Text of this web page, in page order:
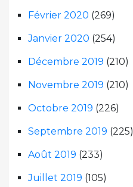
Février 2020 (269)
Janvier 2020 (254)
Décembre 2019 (210)
Novembre 2019 (210)
Octobre 2019 (226)
Septembre 2019 (225)
Août 2019 (233)
Juillet 2019 (105)